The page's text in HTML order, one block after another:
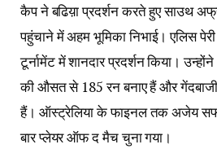
कैप ने बढिय़ा प्रदर्शन करते हुए साउथ
पहुंचाने में अहम भूमिका निभाई। एलिस
टूर्नामेंट में शानदार प्रदर्शन किया।
की औसत से 185 रन बनाए हैं और
हैं। ऑस्ट्रेलिया के फाइनल तक अजेय
बार प्लेयर ऑफ द मैच चुना गया।